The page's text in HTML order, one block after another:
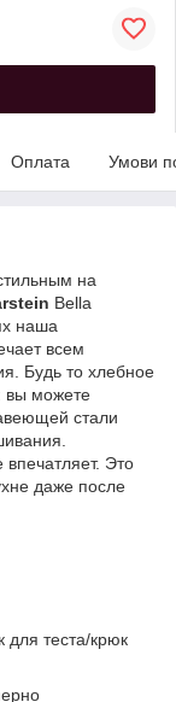
Оплата Умови
на
Bella
наша
всем
Будь то хлебное
вы можете
стали
Это
даже после
теста/крюк